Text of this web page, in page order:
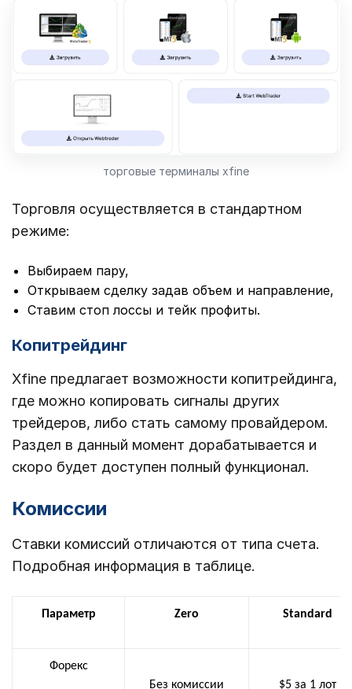
торговые терминалы xfine
Торговля осуществляется в стандартном
режиме:
Выбираем пару,
Открываем сделку задав объем и направление,
Ставим стоп лоссы и тейк профиты.
Копитрейдинг
Xfine предлагает возможности копитрейдинга,
где можно копировать сигналы других
трейдеров, либо стать самому провайдером.
Раздел в данный момент дорабатывается и
скоро будет доступен полный функционал.
Комиссии
Ставки комиссий отличаются от типа счета.
Подробная информация в таблице.
Параметр Zero Standard
Форекс
Без комиссии
$5 за 1 лот